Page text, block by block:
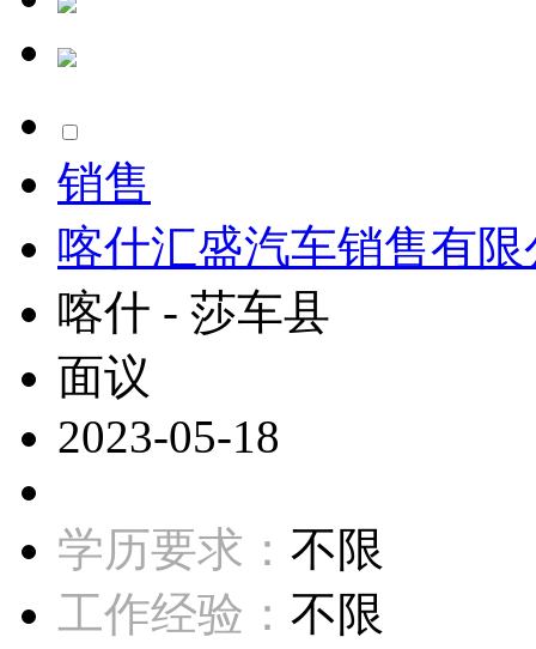
销售
喀什汇盛汽车销售有
喀什 - 莎车县
面议
2023-05-18
学历要求： 不限
工作经验： 不限